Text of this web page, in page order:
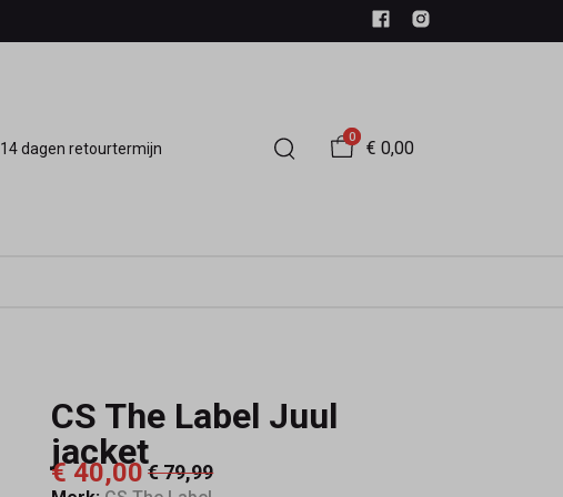
14 dagen retourtermijn
0
€ 0,00
CS The Label Juul
jacket
€ 40,00€ 79,99